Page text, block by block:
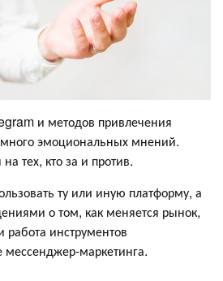
и методов привлечения
эмоциональных мнений.
тех, кто за и против.
ту или иную платформу, а
о том, как меняется рынок,
работа инструментов
маркетинга.